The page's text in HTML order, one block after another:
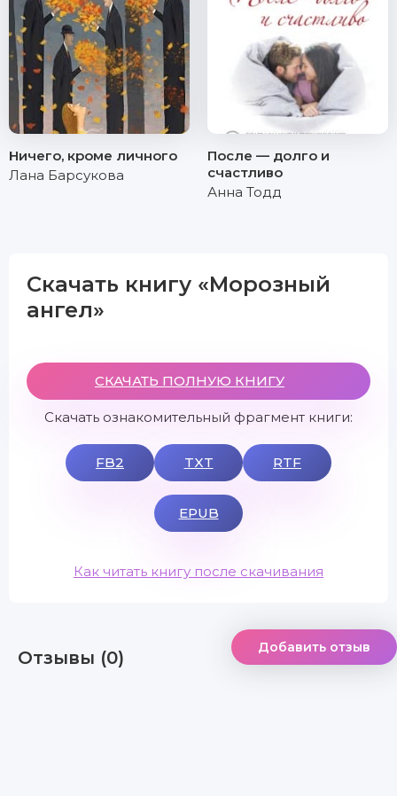
Ничего, кроме личного
Лана Барсукова
После — долго и
счастливо
Анна Тодд
Скачать книгу «Морозный
ангел»
СКАЧАТЬ ПОЛНУЮ КНИГУ
Скачать ознакомительный фрагмент книги:
FB2 TXT RTF
EPUB
Как читать книгу после скачивания
Отзывы (0) Добавить отзыв